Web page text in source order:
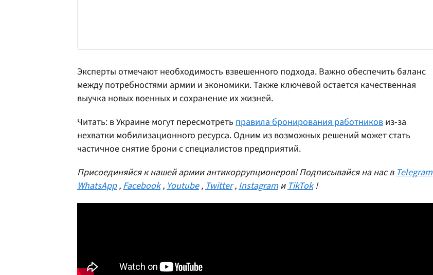
Эксперты отмечают необходимость взвешенного подхода. Важно обеспечить баланс
между потребностями армии и экономики. Также ключевой остается качественная
выучка новых военных и сохранение их жизней.
Читать: в Украине могут пересмотреть правила бронирования работников из-за
нехватки мобилизационного ресурса. Одним из возможных решений может стать
частичное снятие брони с специалистов предприятий.
Присоединяйся к нашей армии антикоррупционеров! Подписывайся на нас в Telegram
WhatsApp , Facebook , Youtube , Twitter , Instagram и TikTok !